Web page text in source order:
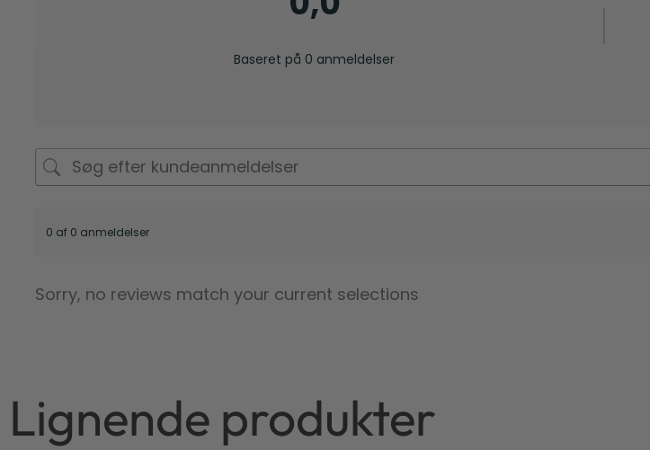
Baseret på 0 anmeldelser
0 af 0 anmeldelser
Sorry, no reviews match your current selections
Lignende produkter